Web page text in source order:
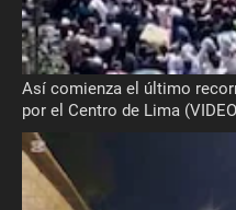
Así comienza el último
por el Centro de Lima